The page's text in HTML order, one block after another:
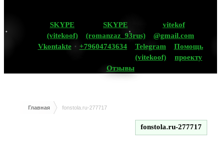
SKYPE
(vitekoof)
SKYPE
(romanzaz_93rus)
vitekof
@gmail.com
Vkontakte
+79604743634
Telegram
(vitekoof)
Помощь
проекту
Отзывы
Главная fonstola.ru-277717
fonstola.ru-277717